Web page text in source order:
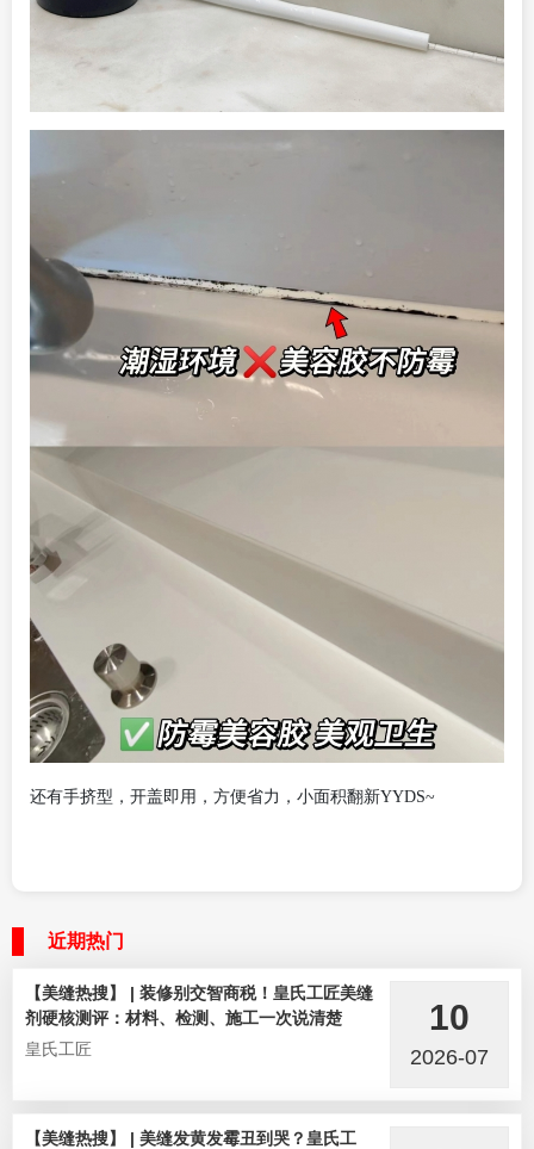
还有手挤型，开盖即用，方便省力，小面积翻新YYDS~
近期热门
【美缝热搜】 | 装修别交智商税！皇氏工匠美缝
剂硬核测评：材料、检测、施工一次说清楚
皇氏工匠
10
2026-07
【美缝热搜】 | 美缝发黄发霉丑到哭？皇氏工